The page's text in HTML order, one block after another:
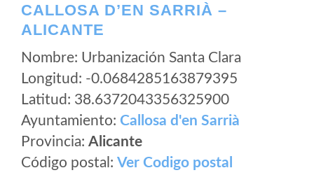
CALLOSA D’EN SARRIÀ –
ALICANTE
Nombre: Urbanización Santa Clara
Longitud: -0.0684285163879395
Latitud: 38.6372043356325900
Ayuntamiento: Callosa d'en Sarrià
Provincia: Alicante
Código postal: Ver Codigo postal